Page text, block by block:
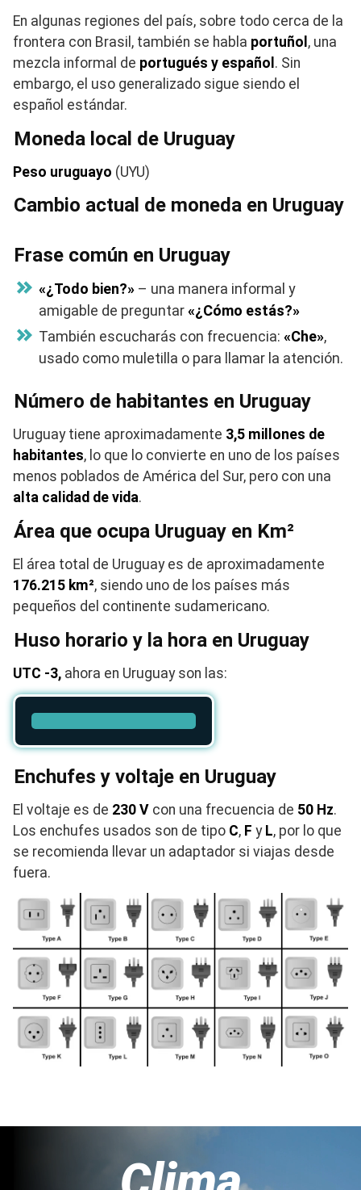
En algunas regiones del país, sobre todo cerca de la
frontera con Brasil, también se habla portuñol , una
mezcla informal de portugués y español . Sin
embargo, el uso generalizado sigue siendo el
español estándar.
Moneda local de Uruguay
Peso uruguayo (UYU)
Cambio actual de moneda en Uruguay
Frase común en Uruguay
«¿Todo bien?» – una manera informal y
amigable de preguntar«¿Cómo estás?»
También escucharás con frecuencia: «Che»,
usado como muletilla o para llamar la atención.
Número de habitantes en Uruguay
Uruguay tiene aproximadamente 3,5 millones de
habitantes, lo que lo convierte en uno de los países
menos poblados de América del Sur, pero con una
alta calidad de vida.
Área que ocupa Uruguay en Km²
El área total de Uruguay es de aproximadamente
176.215 km², siendo uno de los países más
pequeños del continente sudamericano.
Huso horario y la hora en Uruguay
UTC -3, ahora en Uruguay son las:
Enchufes y voltaje en Uruguay
El voltaje es de 230 V con una frecuencia de 50 Hz.
Los enchufes usados son de tipo C, F y L, por lo que
se recomienda llevar un adaptador si viajas desde
fuera.